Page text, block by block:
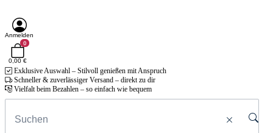
Anmelden
0
0,00 €
Exklusive Auswahl – Stilvoll genießen mit Anspruch
Schneller & zuverlässiger Versand – direkt zu dir
Vielfalt beim Bezahlen – so einfach wie bequem